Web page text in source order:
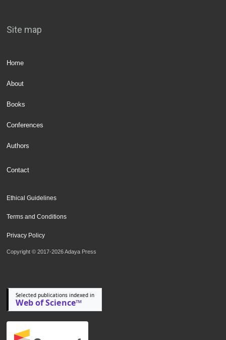
Site map
Home
About
Books
Conferences
Authors
Contact
Ethical Guidelines
Terms and Conditions
Privacy Policy
Copyright © 2017-2026 Adaya Press
Selected publications indexed in
Web of Science™